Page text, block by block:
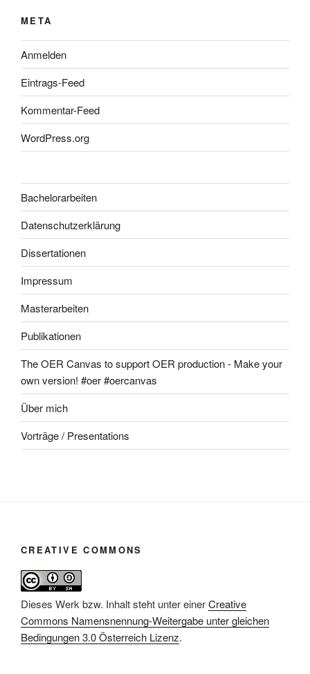
META
Anmelden
Eintrags-Feed
Kommentar-Feed
WordPress.org
Bachelorarbeiten
Datenschutzerklärung
Dissertationen
Impressum
Masterarbeiten
Publikationen
The OER Canvas to support OER production - Make your
own version! #oer #oercanvas
Über mich
Vorträge / Presentations
CREATIVE COMMONS
Dieses Werk bzw. Inhalt steht unter einerCreative
Commons Namensnennung-Weitergabe unter gleichen
Bedingungen 3.0 Österreich Lizenz.